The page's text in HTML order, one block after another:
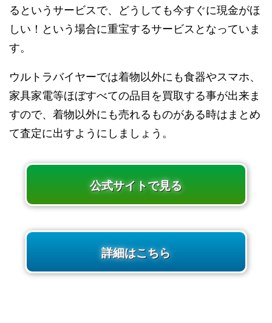
るというサービスで、どうしても今すぐに現金がほ
しい！という場合に重宝するサービスとなっていま
す。
ウルトラバイヤーでは着物以外にも食器やスマホ、
家具家電等ほぼすべての品目を買取する事が出来ま
すので、着物以外にも売れるものがある時はまとめ
て査定に出すようにしましょう。
公式サイトで見る
詳細はこちら